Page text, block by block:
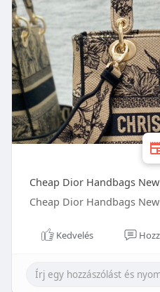
Cheap Dior Handbags
Cheap Dior Handbags
Kedvelés